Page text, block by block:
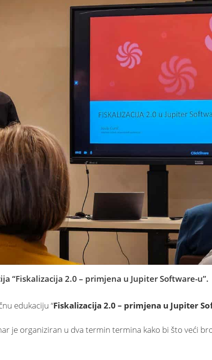
“Fiskalizacija 2.0 – primjena u Jupiter Software-u”.
edukaciju “Fiskalizacija 2.0 – primjena u Jupiter
je organiziran u dva termin termina kako bi što veći